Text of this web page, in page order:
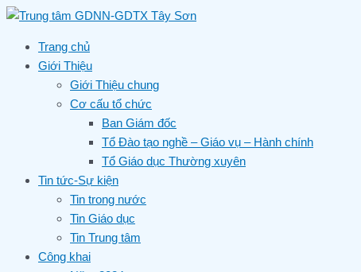
Skip
contentTrang chủ
Giới Thiệu
Giới Thiệu chung
Cơ cấu tổ chức
Ban Giám đốc
Tổ Đào tạo nghề – Giáo vụ – Hành chính
Tổ Giáo dục Thường xuyên
Tin tức-Sự kiện
Tin trong nước
Tin Giáo dục
Tin Trung tâm
Công khai